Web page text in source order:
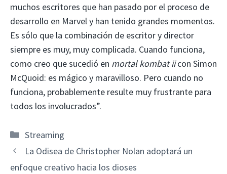
muchos escritores que han pasado por el proceso de
desarrollo en Marvel y han tenido grandes momentos.
Es sólo que la combinación de escritor y director
siempre es muy, muy complicada. Cuando funciona,
como creo que sucedió en mortal kombat iicon Simon
McQuoid: es mágico y maravilloso. Pero cuando no
funciona, probablemente resulte muy frustrante para
todos los involucrados”.
Categorías
Streaming
La Odisea de Christopher Nolan adoptará un
enfoque creativo hacia los dioses